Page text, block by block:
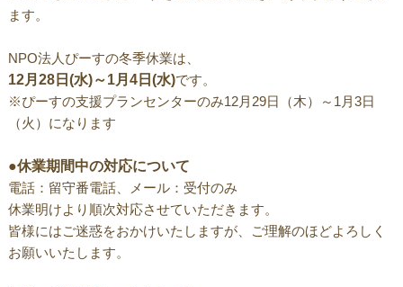
ます。
NPO法人ぴーすの冬季休業は、
12月28日(水)～1月4日(水)です。
※ぴーすの支援プランセンターのみ12月29日（木）～1月3日
（火）になります
●休業期間中の対応について
電話：留守番電話、メール：受付のみ
休業明けより順次対応させていただきます。
皆様にはご迷惑をおかけいたしますが、ご理解のほどよろしく
お願いいたします。